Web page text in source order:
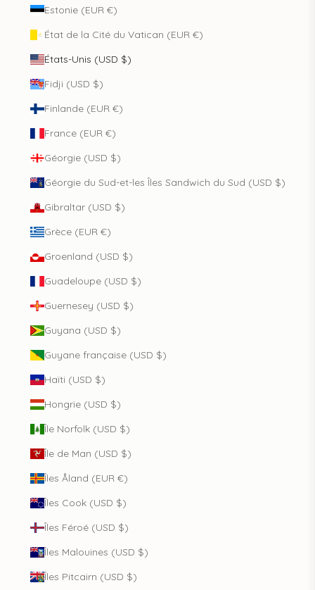
Estonie (EUR €)
État de la Cité du Vatican (EUR €)
États-Unis (USD $)
Fidji (USD $)
Finlande (EUR €)
France (EUR €)
Géorgie (USD $)
Géorgie du Sud-et-les Îles Sandwich du Sud (USD $)
Gibraltar (USD $)
Grèce (EUR €)
Groenland (USD $)
Guadeloupe (USD $)
Guernesey (USD $)
Guyana (USD $)
Guyane française (USD $)
Haïti (USD $)
Hongrie (USD $)
Île Norfolk (USD $)
Île de Man (USD $)
Îles Åland (EUR €)
Îles Cook (USD $)
Îles Féroé (USD $)
Îles Malouines (USD $)
Îles Pitcairn (USD $)